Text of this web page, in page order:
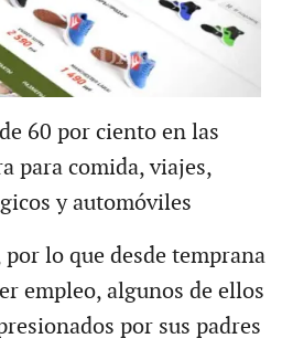
60 por ciento en las
para comida, viajes,
y automóviles
lo que desde temprana
empleo, algunos de ellos
por sus padres